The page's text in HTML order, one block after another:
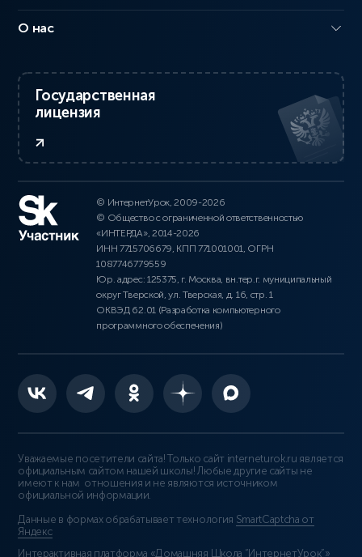
О нас
Государственная
лицензия
© ИнтернетУрок, 2009-2026
© Общество с ограниченной ответственностью
«ИНТЕРДА», 2014-2026
ИНН 7715706679, КПП 771001001, ОГРН
1087746779559
Юр. адрес: 125375, г. Москва, вн.тер.г. муниципальный
округ Тверской, ул. Тверская, д. 16, стр. 1
ОКВЭД 62.01 (Разработка компьютерного
программного обеспечения)
Уважаемые посетители сайта! Только сайт interneturok.ru является
официальным сайтом нашей школы! Любые другие сайты не
имеют к нам отношения и не являются источником
официальной информации.
Данные в формах обрабатывает технология SmartCaptcha от
Яндекс
Интерактивная платформа «Домашняя Школа “ИнтернетУрок”»